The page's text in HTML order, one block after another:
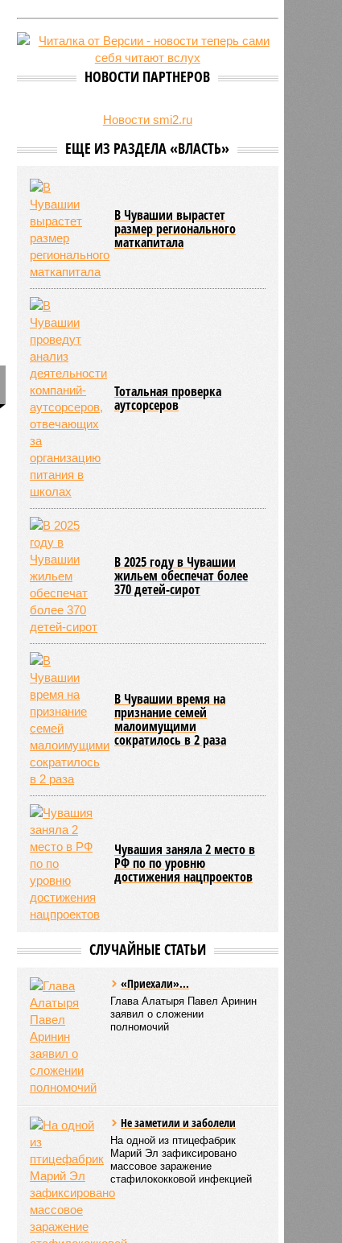
тысяч рублей за каждый сбитый
беспилотник
НОВОСТИ ПАРТНЕРОВ
Новости smi2.ru
ЕЩЕ ИЗ РАЗДЕЛА «ВЛАСТЬ»
В Чувашии вырастет
размер регионального
маткапитала
Тотальная проверка
аутсорсеров
В 2025 году в Чувашии
жильем обеспечат более
370 детей-сирот
В Чувашии время на
признание семей
малоимущими
сократилось в 2 раза
Чувашия заняла 2 место в
РФ по по уровню
достижения нацпроектов
СЛУЧАЙНЫЕ СТАТЬИ
«Приехали»...
Глава Алатыря Павел Аринин
заявил о сложении
полномочий
Не заметили и заболели
На одной из птицефабрик
Марий Эл зафиксировано
массовое заражение
стафилококковой инфекцией